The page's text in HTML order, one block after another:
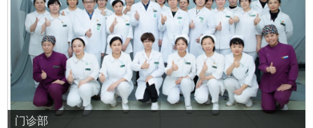
门诊部